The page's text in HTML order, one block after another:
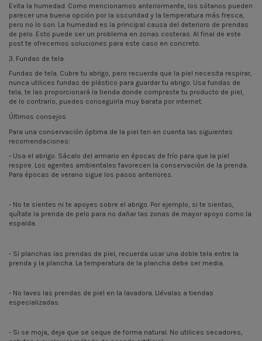
Evita la humedad. Como mencionamos anteriormente, los sótanos pueden
parecer una buena opción por la oscuridad y la temperatura más fresca,
pero no lo son. La humedad es la principal causa del deterioro de prendas
de pelo. Esto puede ser un problema en zonas costeras. Al final de este
post te ofrecemos soluciones para este caso en concreto.
3. Fundas de tela
Fundas de tela. Cubre tu abrigo, pero recuerda que la piel necesita respirar,
nunca utilices fundas de plástico para guardar tu abrigo. Usa fundas de
tela, te las proporcionará la tienda donde compraste tu producto de piel,
de lo contrario, puedes conseguirla muy barata por internet.
Últimos consejos
Para una conservación óptima de la piel ten en cuenta las siguientes
recomendaciones:
- Usa el abrigo. Sácalo del armario en épocas de frío para que la piel
respire. Los agentes ambientales favorecen la conservación de la prenda.
Para épocas de verano sigue los pasos anteriores.
- No te sientes ni te apoyes sobre el abrigo. Por ejemplo, si te sientas,
quítate la prenda de pelo para no dañar las zonas de mayor apoyo como la
espalda.
- Si planchas las prendas de piel, recuerda usar una doble tela entre la
prenda y la plancha. La temperatura de la plancha debe ser media.
- No laves las prendas de piel en la lavadora. Llévalas a tiendas
especializadas.
- Si se moja, deja que se seque de forma natural. No utilices secadores,